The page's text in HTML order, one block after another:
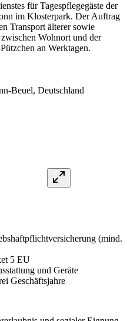
für Tagespflegegäste der
im Klosterpark. Der Auftrag
Transport älterer sowie
Wohnort und der
an Werktagen.
Beuel, Deutschland
(mind.
5 EU
und Geräte
Geschäftsjahre